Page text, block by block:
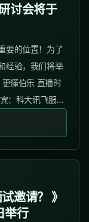
讨会将于
要的位置！为了
经验，我们将举
懂伯乐 直播时
：科大讯飞服务
和万众归一
邀请？ 》
举行